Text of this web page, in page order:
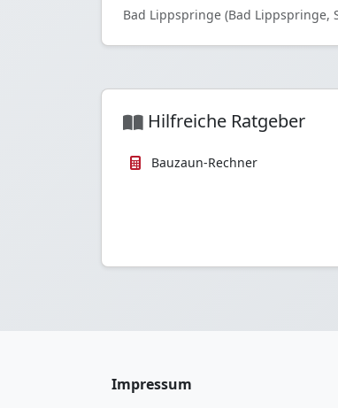
Bad Lippspringe (Bad Lippspringe,
Hilfreiche Ratgeber
Bauzaun-Rechner
Impressum